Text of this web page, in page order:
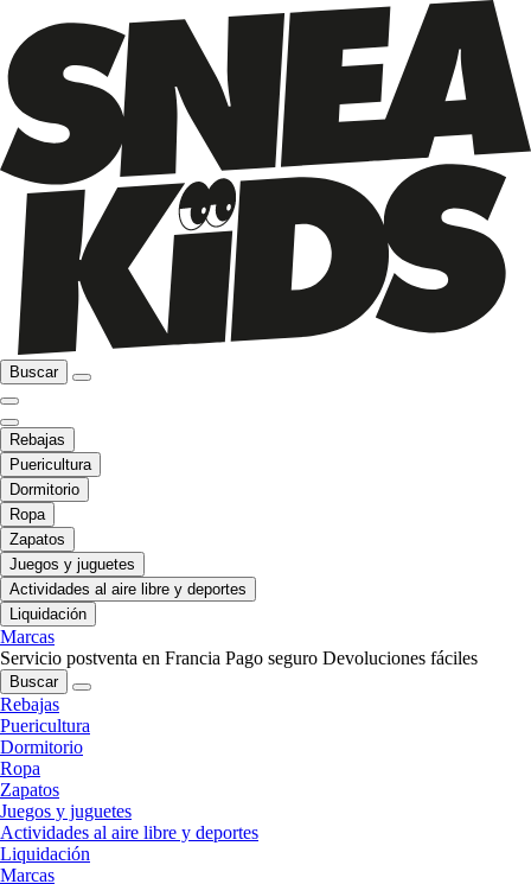
Buscar
Rebajas
Puericultura
Dormitorio
Ropa
Zapatos
Juegos y juguetes
Actividades al aire libre y deportes
Liquidación
Marcas
Servicio postventa en Francia Pago seguro Devoluciones fáciles
Buscar
Rebajas
Puericultura
Dormitorio
Ropa
Zapatos
Juegos y juguetes
Actividades al aire libre y deportes
Liquidación
Marcas